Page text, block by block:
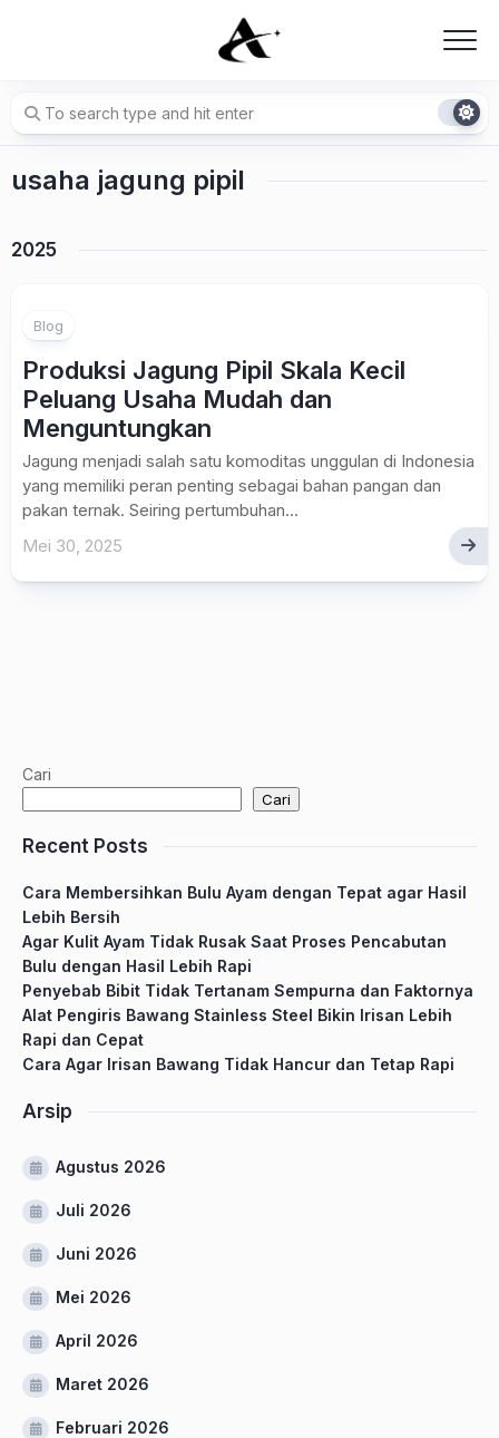
usaha jagung pipil
2025
Blog
Produksi Jagung Pipil Skala Kecil
Peluang Usaha Mudah dan
Menguntungkan
Jagung menjadi salah satu komoditas unggulan di Indonesia
yang memiliki peran penting sebagai bahan pangan dan
pakan ternak. Seiring pertumbuhan...
Mei 30, 2025
Cari
Cari
Recent Posts
Cara Membersihkan Bulu Ayam dengan Tepat agar Hasil
Lebih Bersih
Agar Kulit Ayam Tidak Rusak Saat Proses Pencabutan
Bulu dengan Hasil Lebih Rapi
Penyebab Bibit Tidak Tertanam Sempurna dan Faktornya
Alat Pengiris Bawang Stainless Steel Bikin Irisan Lebih
Rapi dan Cepat
Cara Agar Irisan Bawang Tidak Hancur dan Tetap Rapi
Arsip
Agustus 2026
Juli 2026
Juni 2026
Mei 2026
April 2026
Maret 2026
Februari 2026